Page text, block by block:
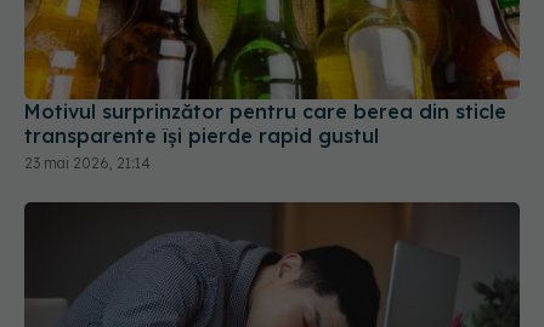
Motivul surprinzător pentru care berea din sticle
transparente își pierde rapid gustul
23 mai 2026, 21:14